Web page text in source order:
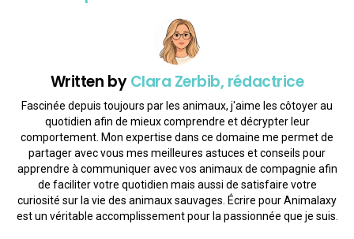
Written byClara Zerbib, rédactrice
Fascinée depuis toujours par les animaux, j'aime les côtoyer au
quotidien afin de mieux comprendre et décrypter leur
comportement. Mon expertise dans ce domaine me permet de
partager avec vous mes meilleures astuces et conseils pour
apprendre à communiquer avec vos animaux de compagnie afin
de faciliter votre quotidien mais aussi de satisfaire votre
curiosité sur la vie des animaux sauvages. Écrire pour Animalaxy
est un véritable accomplissement pour la passionnée que je suis.